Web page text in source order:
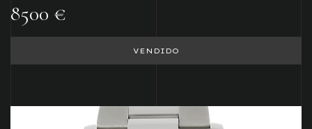
8500 €
VENDIDO